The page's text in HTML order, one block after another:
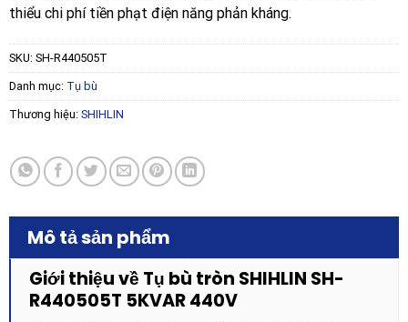
thiểu chi phí tiền phạt điện năng phản kháng.
SKU: SH-R440505T
Danh mục: Tụ bù
Thương hiệu: SHIHLIN
Mô tả sản phẩm
Giới thiệu về Tụ bù tròn SHIHLIN SH-
R440505T 5KVAR 440V